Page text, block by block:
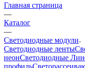
Главная страница
—
Каталог
—
Светодиодные модули
Светодиодные ленты
неонСветодиодные
профиль